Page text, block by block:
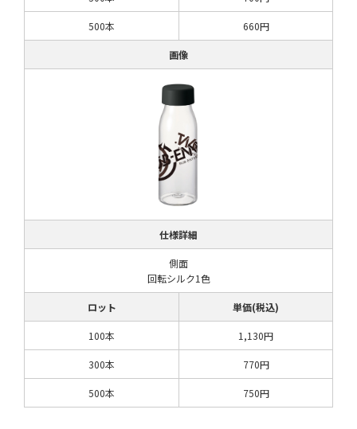
500本 660円
画像
仕様詳細
側面
回転シルク1色
ロット 単価(税込)
100本 1,130円
300本 770円
500本 750円